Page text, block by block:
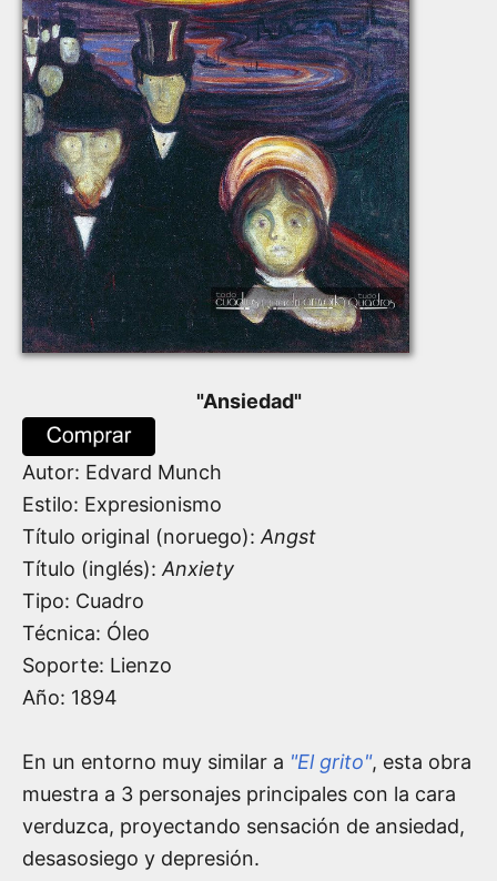
"Ansiedad"
Autor: Edvard Munch
Estilo: Expresionismo
Título original (noruego): Angst
Título (inglés): Anxiety
Tipo: Cuadro
Técnica: Óleo
Soporte: Lienzo
Año: 1894
En un entorno muy similar a "El grito", esta obra
muestra a 3 personajes principales con la cara
verduzca, proyectando sensación de ansiedad,
desasosiego y depresión.